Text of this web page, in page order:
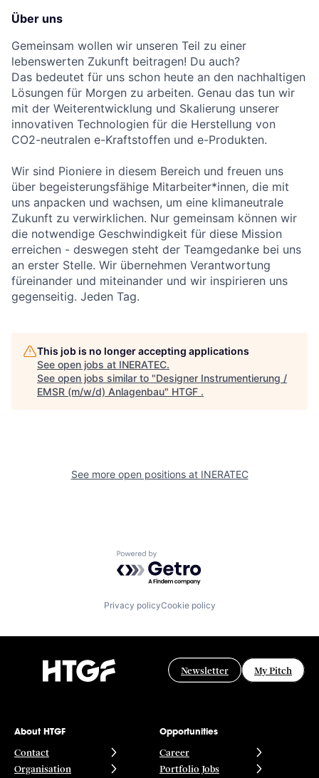
Über uns
Gemeinsam wollen wir unseren Teil zu einer
lebenswerten Zukunft beitragen! Du auch?
Das bedeutet für uns schon heute an den nachhaltigen
Lösungen für Morgen zu arbeiten. Genau das tun wir
mit der Weiterentwicklung und Skalierung unserer
innovativen Technologien für die Herstellung von
CO2-neutralen e-Kraftstoffen und e-Produkten.
Wir sind Pioniere in diesem Bereich und freuen uns
über begeisterungsfähige Mitarbeiter*innen, die mit
uns anpacken und wachsen, um eine klimaneutrale
Zukunft zu verwirklichen. Nur gemeinsam können wir
die notwendige Geschwindigkeit für diese Mission
erreichen - deswegen steht der Teamgedanke bei uns
an erster Stelle. Wir übernehmen Verantwortung
füreinander und miteinander und wir inspirieren uns
gegenseitig. Jeden Tag.
This job is no longer accepting applications
See open jobs at INERATEC.
See open jobs similar to "Designer Instrumentierung /
EMSR (m/w/d) Anlagenbau" HTGF .
See more open positions at INERATEC
Powered by Getro.com
Privacy policyCookie policy
Newsletter My Pitch
About HTGF
Contact
Organisation
Opportunities
Career
Portfolio Jobs